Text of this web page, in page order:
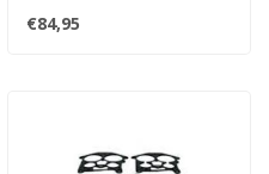
Kraftstoff- und
€84,95